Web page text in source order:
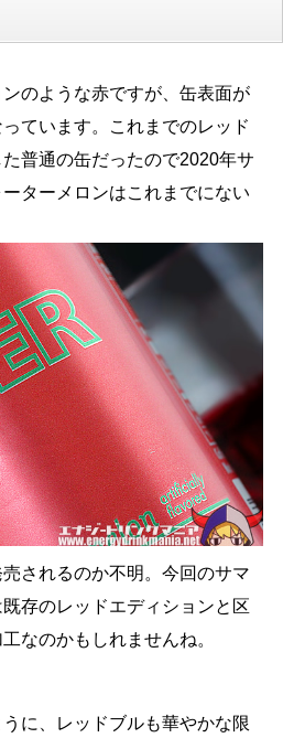
のような赤ですが、缶表面が
ています。これまでのレッド
普通の缶だったので2020年サ
ターメロンはこれまでにない
されるのか不明。今回のサマ
存のレッドエディションと区
なのかもしれませんね。
に、レッドブルも華やかな限